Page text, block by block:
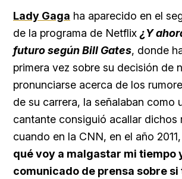
Lady Gaga ha aparecido en el
de la programa de Netflix ¿Y
futuro según Bill Gates, donde
primera vez sobre su decisión de
pronunciarse acerca de los
de su carrera, la señalaban como
cantante consiguió acallar dichos
cuando en la CNN, en el año
qué voy a malgastar mi tiempo
comunicado de prensa sobre si